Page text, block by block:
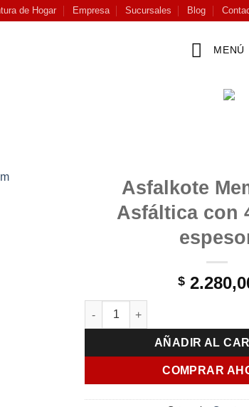
de Hogar Empresa Sucursales Blog
MENÚ
Asfalkote
Asfáltica con
$
Asfalkote Membrana Asfáltica
AÑADIR AL
COMPRAR